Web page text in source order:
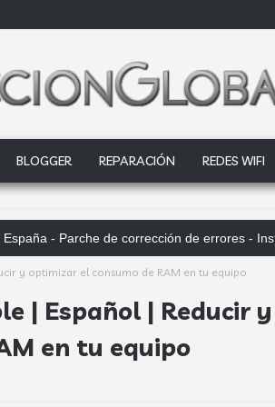
BLOGGER REPARACIÓN REDES WIFI
- Parche de corrección de errores - Instaladores
y optimizar el consumo de RAM en tu equipo
| Español | Reducir y
en tu equipo